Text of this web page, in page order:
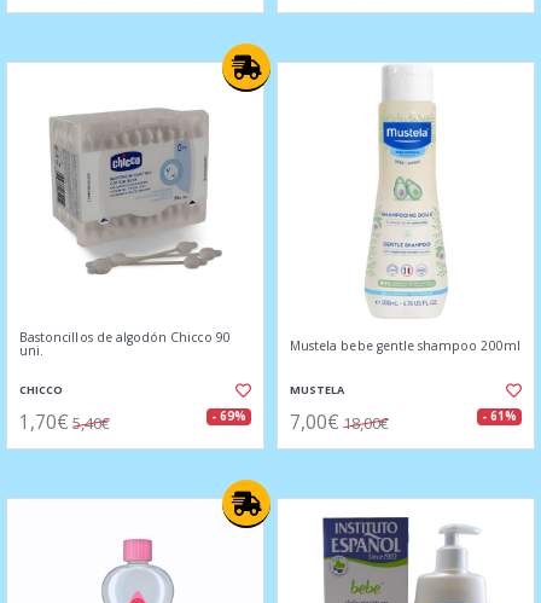
Bastoncillos de algodón Chicco 90
uni.
CHICCO
1,70€ 5,40€ - 69%
Mustela bebe gentle shampoo 200ml
MUSTELA
7,00€ 18,00€ - 61%